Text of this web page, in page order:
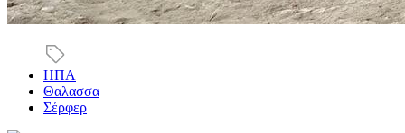
ΗΠΑ
Θαλασσα
Σέρφερ